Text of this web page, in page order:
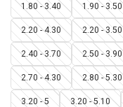
1.80 - 3.40 1.90 - 3.50
2.20 - 4.30 2.20 - 3.50
2.40 - 3.70 2.50 - 3.90
2.70 - 4.30 2.80 - 5.30
3.20 - 5 3.20 - 5.10